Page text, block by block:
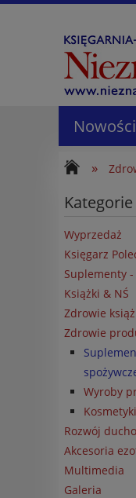
Nowości
»
Kategorie
Wyprzedaż
Księgarz
Suplementy
Książki & NŚ
Zdrowie
Zdrowie
Wyroby
Rozwój
Akcesoria
Multimedia
Galeria